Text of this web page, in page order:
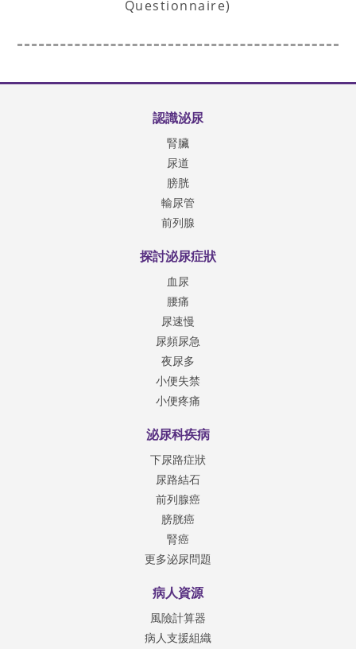
Questionnaire)
認識泌尿
腎臟
尿道
膀胱
輸尿管
前列腺
探討泌尿症狀
血尿
腰痛
尿速慢
尿頻尿急
夜尿多
小便失禁
小便疼痛
泌尿科疾病
下尿路症狀
尿路結石
前列腺癌
膀胱癌
腎癌
更多泌尿問題
病人資源
風險計算器
病人支援組織